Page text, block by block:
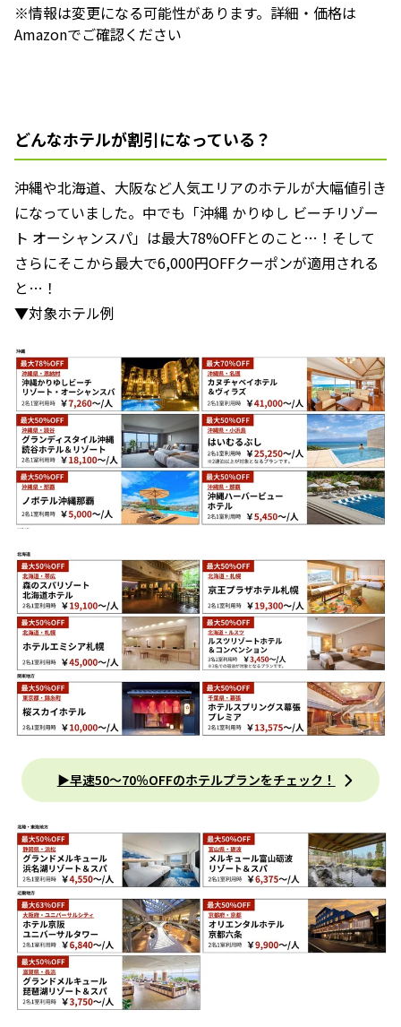
※情報は変更になる可能性があります。詳細・価格は
Amazonでご確認ください
どんなホテルが割引になっている？
沖縄や北海道、大阪など人気エリアのホテルが大幅値引き
になっていました。中でも「沖縄 かりゆし ビーチリゾー
ト オーシャンスパ」は最大78%OFFとのこと…！そして
さらにそこから最大で6,000円OFFクーポンが適用される
と…！
▼対象ホテル例
▶︎早速50〜70％OFFのホテルプランをチェック！